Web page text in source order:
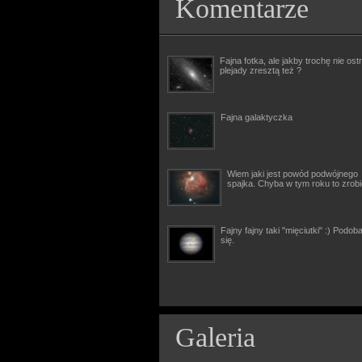
Komentarze
Fajna fotka, ale jakby trochę nie
plejady zresztą też ?
Fajna galaktyczka
Wiem jaki jest powód podwójnego
spajka. Chyba w tym roku to
Fajny fajny taki "mięciutki" :)
się.
Galeria